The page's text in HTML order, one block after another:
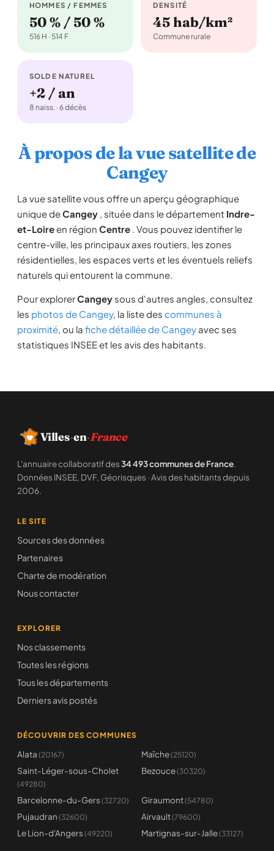
HOMMES / FEMMES
50 % / 50 %
516 H · 514 F
DENSITÉ
45 hab/km²
Commune rurale
SOLDE NATUREL
+2 / an
8 naiss. · 6 décès
À propos de la vue satellite de
Cangey
La vue satellite vous offre un aperçu géographique
unique deCangey , située dans le département Indre-
et-Loireen région Centre . Vous pouvez identifier le
centre-ville, les principaux axes routiers, les zones
résidentielles, les espaces verts et les éventuels reliefs
naturels qui entourent la commune.
Pour explorerCangey sous d'autres angles, consultez
les photos de Cangey, la liste des communes à
proximité, ou la fiche détaillée de Cangey avec ses
statistiques INSEE et les avis des habitants.
Villes·en·France
L'annuaire collaboratif des34 493 communes de France.
Données INSEE, DVF, Géorisques · Avis des habitants depuis
2006.
LE SITE
Sources des données
Partenaires
Charte de modération
Nous contacter
EXPLORER
Nos classements
Toutes les régions
Tous les départements
Derniers avis postés
DÉCOUVRIR DES COMMUNES
Alata (20167) Maîche(25120)
Saint-Léger-sous-Cholet
(49280)
Bezouce(30320)
Barcelonne-du-Gers (32720) Giraumont(54780)
Pujaudran (32600) Airvault(79600)
Le Lion-d'Angers (49220) Martignas-sur-Jalle(33127)